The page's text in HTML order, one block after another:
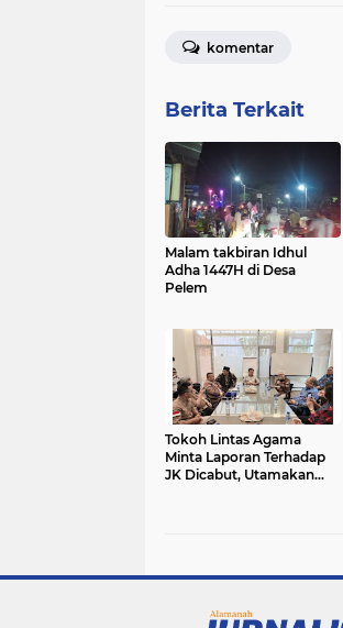
komentar
Berita Terkait
Malam takbiran Idhul
Adha 1447H di Desa
Pelem
Tokoh Lintas Agama
Minta Laporan Terhadap
JK Dicabut, Utamakan